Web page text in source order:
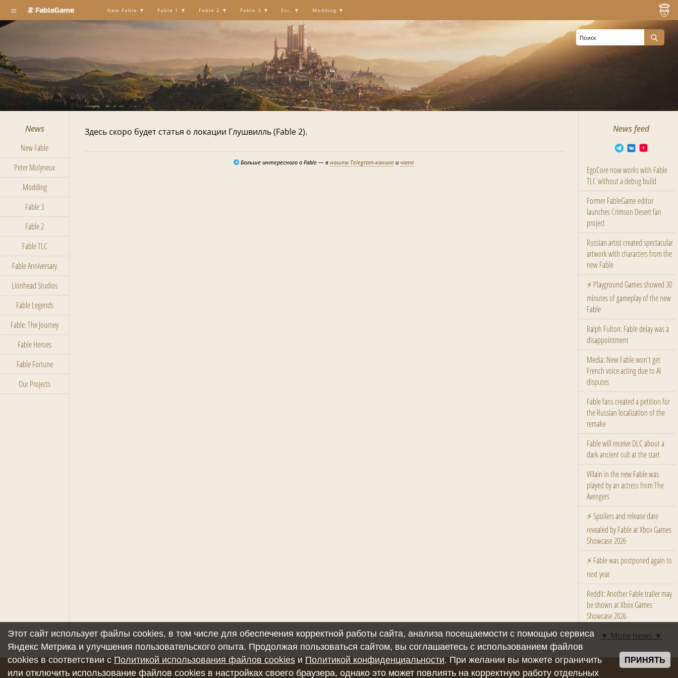
≡ FableGame New Fable Fable 1 Fable 2 Fable 3 Etc. Modding
News
New Fable
Peter Molyneux
Modding
Fable 3
Fable 2
Fable TLC
Fable Anniversary
Lionhead Studios
Fable Legends
Fable: The Journey
Fable Heroes
Fable Fortune
Our Projects
Здесь скоро будет статья о локации Глушвилль (Fable 2).
Больше интересного о Fable — внашем Telegram-канале и чате
News feed
EgoCore now works with Fable
TLC without a debug build
Former FableGame editor
launches Crimson Desert fan
project
Russian artist created spectacular
artwork with characters from the
new Fable
⚡ Playground Games showed 30
minutes of gameplay of the new
Fable
Ralph Fulton: Fable delay was a
disappointment
Media: New Fable won't get
French voice acting due to AI
disputes
Fable fans created a petition for
the Russian localization of the
remake
Fable will receive DLC about a
dark ancient cult at the start
Villain in the new Fable was
played by an actress from The
Avengers
⚡ Spoilers and release date
revealed by Fable at Xbox Games
Showcase 2026
⚡ Fable was postponed again to
next year
Reddit: Another Fable trailer may
be shown at Xbox Games
Showcase 2026
▼ More news ▼
FableGame.INFO (FG.INFO) game media portal, 2008-2026. All rights reserved.
Этот сайт использует файлы cookies, в том числе для обеспечения корректной работы сайта, анализа посещаемости с помощью сервиса
Яндекс Метрика и улучшения пользовательского опыта. Продолжая пользоваться сайтом, вы соглашаетесь с использованием файлов
cookies в соответствии сПолитикой использования файлов cookiesиПолитикой конфиденциальности. При желании вы можете ограничить
или отключить использование файлов cookies в настройках своего браузера, однако это может повлиять на корректную работу отдельных
ПРИНЯТЬ